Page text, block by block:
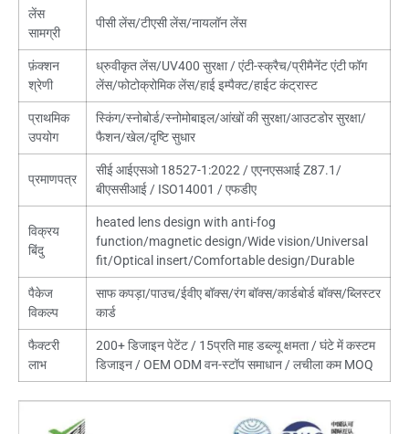
लेंस
सामग्री
पीसी लेंस/टीएसी लेंस/नायलॉन लेंस
फ़ंक्शन
श्रेणी
ध्रुवीकृत लेंस/UV400 सुरक्षा / एंटी-स्क्रैच/प्रीमैनेंट एंटी फॉग
लेंस/फोटोक्रोमिक लेंस/हाई इम्पैक्ट/हाईट कंट्रास्ट
प्राथमिक
उपयोग
स्किंग/स्नोबोर्ड/स्नोमोबाइल/आंखों की सुरक्षा/आउटडोर सुरक्षा/
फैशन/खेल/दृष्टि सुधार
प्रमाणपत्र
सीई आईएसओ 18527-1:2022 / एएनएसआई Z87.1/
बीएससीआई / ISO14001 / एफडीए
विक्रय
बिंदु
heated lens design with anti-fog
function/magnetic design/Wide vision/Universal
fit/Optical insert/Comfortable design/Durable
पैकेज
विकल्प
साफ कपड़ा/पाउच/ईवीए बॉक्स/रंग बॉक्स/कार्डबोर्ड बॉक्स/ब्लिस्टर
कार्ड
फैक्टरी
लाभ
200+ डिजाइन पेटेंट / 15प्रति माह डब्ल्यू क्षमता / घंटे में कस्टम
डिजाइन / OEM ODM वन-स्टॉप समाधान / लचीला कम MOQ